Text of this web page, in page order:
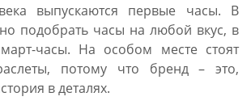
выпускаются первые часы. В
подобрать часы на любой вкус, в
часы. На особом месте стоят
потому что бренд – это,
в деталях.